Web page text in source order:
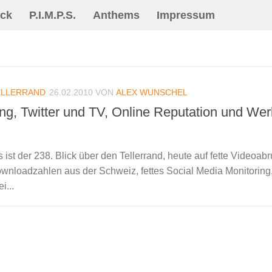
P.I.M.P.S. Anthems Impressum
26.02.2010 VON ALEX WUNSCHEL
Twitter und TV, Online Reputation und
ist der 238. Blick über den Tellerrand, heute auf fette
aus der Schweiz, fettes Social Media